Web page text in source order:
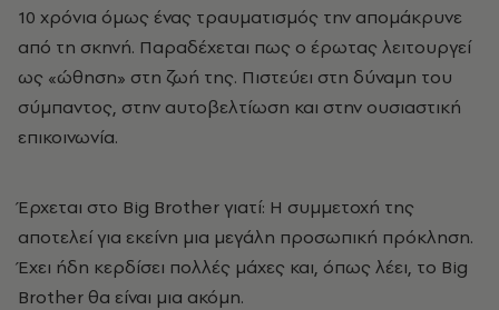
10 χρόνια όμως ένας τραυματισμός την απομάκρυνε
από τη σκηνή. Παραδέχεται πως ο έρωτας λειτουργεί
ως «ώθηση» στη ζωή της. Πιστεύει στη δύναμη του
σύμπαντος, στην αυτοβελτίωση και στην ουσιαστική
επικοινωνία.
Έρχεται στο Big Brother γιατί: Η συμμετοχή της
αποτελεί για εκείνη μια μεγάλη προσωπική πρόκληση.
Έχει ήδη κερδίσει πολλές μάχες και, όπως λέει, το Big
Brother θα είναι μια ακόμη.